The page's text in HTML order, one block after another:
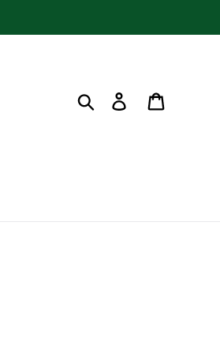
RechercherSe connecter